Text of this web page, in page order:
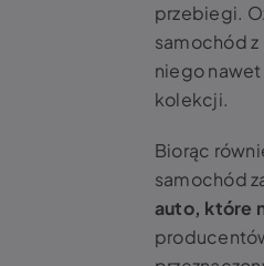
przebiegi.
samochód z
niego
kolekcji.
Biorąc
samochód
auto, które